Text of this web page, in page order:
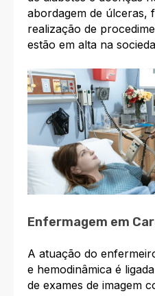
abordagem de úlceras,
realização de
estão em alta na
Enfermagem em
A atuação do
e hemodinâmica é
de exames de imagem